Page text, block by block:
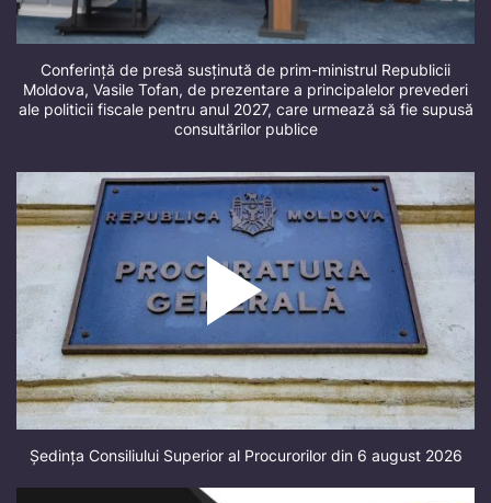
Conferință de presă susținută de prim-ministrul Republicii
Moldova, Vasile Tofan, de prezentare a principalelor prevederi
ale politicii fiscale pentru anul 2027, care urmează să fie supusă
consultărilor publice
Ședința Consiliului Superior al Procurorilor din 6 august 2026